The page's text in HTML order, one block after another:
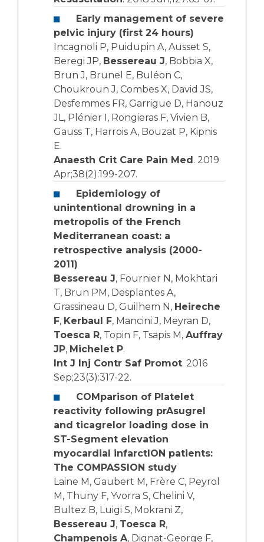
Early management of severe
pelvic injury (first 24 hours)
Incagnoli P, Puidupin A, Ausset S,
Beregi JP, Bessereau J, Bobbia X,
Brun J, Brunel E, Buléon C,
Choukroun J, Combes X, David JS,
Desfemmes FR, Garrigue D, Hanouz
JL, Plénier I, Rongieras F, Vivien B,
Gauss T, Harrois A, Bouzat P, Kipnis
E.
Anaesth Crit Care Pain Med . 2019
Apr;38(2):199-207.
Epidemiology of
unintentional drowning in a
metropolis of the French
Mediterranean coast: a
retrospective analysis (2000-
2011)
Bessereau J, Fournier N, Mokhtari
T, Brun PM, Desplantes A,
Grassineau D, Guilhem N, Heireche
F, Kerbaul F, Mancini J, Meyran D,
Toesca R, Topin F, Tsapis M, Auffray
JP, Michelet P.
Int J Inj Contr Saf Promot. 2016
Sep;23(3):317-22.
COMparison of Platelet
reactivity following prAsugrel
and ticagrelor loading dose in
ST-Segment elevation
myocardial infarctION patients:
The COMPASSION study
Laine M, Gaubert M, Frère C, Peyrol
M, Thuny F, Yvorra S, Chelini V,
Bultez B, Luigi S, Mokrani Z,
Bessereau J, Toesca R,
Champenois A, Dignat-George F,